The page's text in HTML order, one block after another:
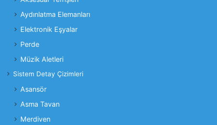
Aydınlatma Elemanları
Elektronik Eşyalar
Perde
Müzik Aletleri
Sistem Detay Çizimleri
Asansör
Asma Tavan
Merdiven